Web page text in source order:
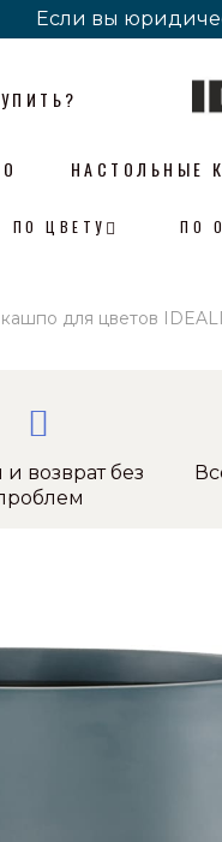
Если вы
Если вы
НАСТОЛЬНЫЕ
ПО ЦВЕТУ ПО
для цветов
возврат без